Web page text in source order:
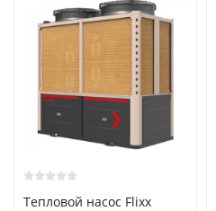
Тепловой насос Flixx